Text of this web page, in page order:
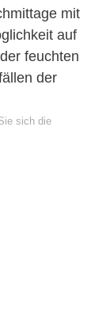
mit
auf
feuchten
der
sich die